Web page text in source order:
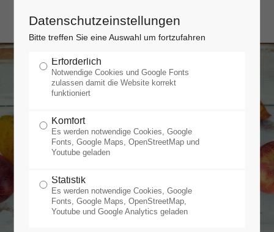
Datenschutzeinstellungen
Bitte treffen Sie eine Auswahl um fortzufahren
Erforderlich
Notwendige Cookies und Google Fonts
zulassen damit die Website korrekt
funktioniert
Komfort
Es werden notwendige Cookies, Google
Fonts, Google Maps, OpenStreetMap und
Youtube geladen
Statistik
Es werden notwendige Cookies, Google
Fonts, Google Maps, OpenStreetMap,
Youtube und Google Analytics geladen